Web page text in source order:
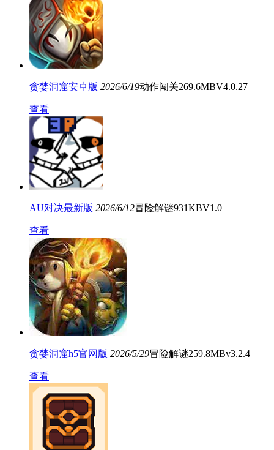
贪婪洞窟安卓版 2026/6/19动作闯关269.6MBV4.0.27
查看
AU对决最新版 2026/6/12冒险解谜931KBV1.0
查看
贪婪洞窟h5官网版 2026/5/29冒险解谜259.8MBv3.2.4
查看